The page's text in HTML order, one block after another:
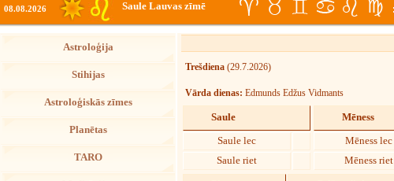
08.08.2026 Saule Lauvas zīmē
Astroloģija
Stihijas
Astroloģiskās zīmes
Planētas
TARO
Trešdiena (29.7.2026)
Vārda dienas: Edmunds Edžus Vidmants
Saule
Saule lec
Saule riet
Mēness
Mēness lec
Mēness riet